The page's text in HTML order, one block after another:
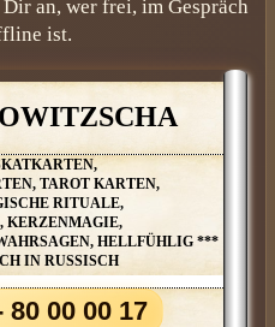
an, wer frei, im Gespräch
ist.
TAROT KARTEN,
RITUALE,
KERZENMAGIE,
HELLFÜHLIG ***
IN RUSSISCH
80 00 00 17